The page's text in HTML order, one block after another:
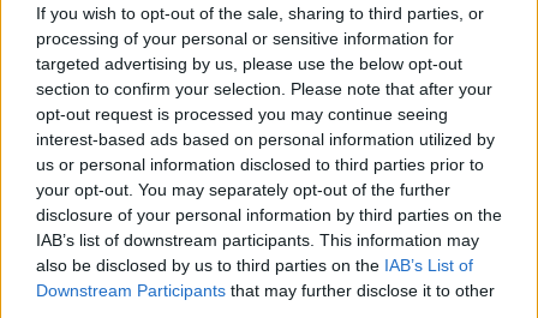
If you wish to opt-out of the sale, sharing to third parties, or
processing of your personal or sensitive information for
targeted advertising by us, please use the below opt-out
section to confirm your selection. Please note that after your
opt-out request is processed you may continue seeing
interest-based ads based on personal information utilized by
us or personal information disclosed to third parties prior to
your opt-out. You may separately opt-out of the further
disclosure of your personal information by third parties on the
IAB’s list of downstream participants. This information may
also be disclosed by us to third parties on the IAB’s List of
Downstream Participants that may further disclose it to other
ĢIMENES VESELĪBA
Ēšana naktī: parasts ieradums vai nopietna slimība?